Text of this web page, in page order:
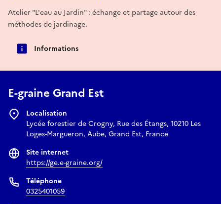
Atelier "L'eau au Jardin" : échange et partage autour des
méthodes de jardinage.
Informations
E-graine Grand Est
Localisation
Lycée forestier de Crogny, Rue des Étangs, 10210 Les
Loges-Margueron, Aube, Grand Est, France
Site internet
https://ge.e-graine.org/
Téléphone
0325401059